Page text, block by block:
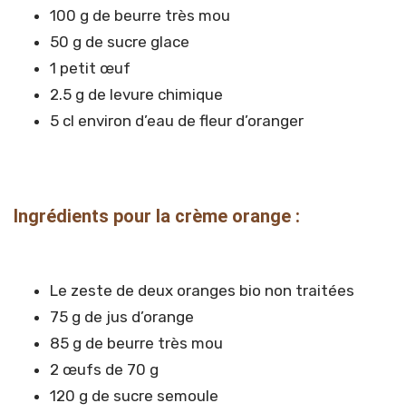
100 g de beurre très mou
50 g de sucre glace
1 petit œuf
2.5 g de levure chimique
5 cl environ d’eau de fleur d’oranger
Ingrédients pour la crème orange :
Le zeste de deux oranges bio non traitées
75 g de jus d’orange
85 g de beurre très mou
2 œufs de 70 g
120 g de sucre semoule